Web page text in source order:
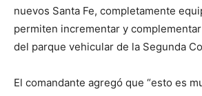
nuevos Santa Fe, completamente
permiten incrementar y
del parque vehicular de la Segunda
El comandante agregó que “esto es